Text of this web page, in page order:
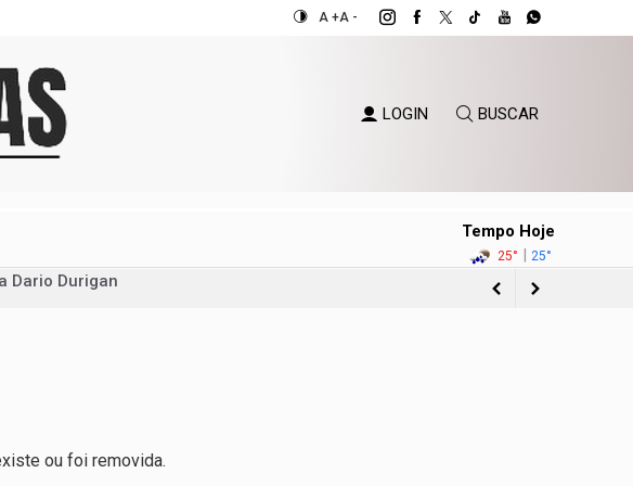
A +A -
LOGIN BUSCAR
Tempo Hoje
25° | 25°
do Rio Grande do Sul
nesta quinta-feira
ou foi removida.